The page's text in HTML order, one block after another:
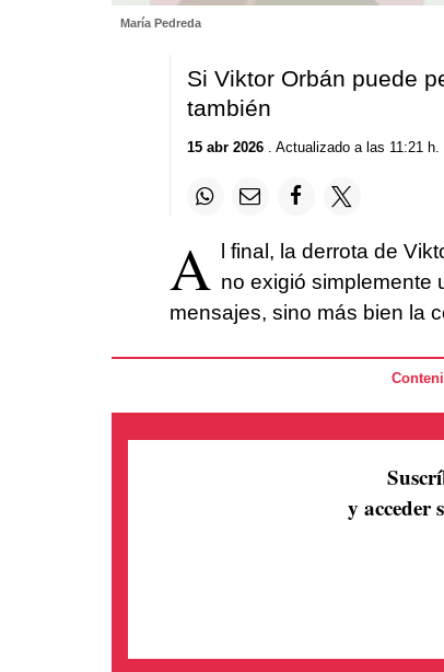
María Pedreda
Si Viktor Orbán puede
también
15 abr 2026. Actualizado a las 11:21 h.
A l final, la derrota de
no exigió simplemente
mensajes, sino más bien la
y acceder